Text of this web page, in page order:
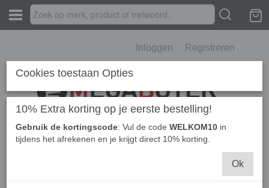
Inloggen Registreren
Home Elektronica Perslucht Spuitbus Swiffer
Helaas bevinden er zich in deze categorie nog geen producten.
Cookies toestaan Opties
10% Extra korting op je eerste bestelling!
Gebruik de kortingscode: Vul de code WELKOM10 in
tijdens het afrekenen en je krijgt direct 10% korting.
Ok